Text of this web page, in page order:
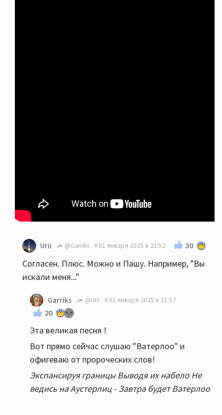
Urii @Garriks 01 января 2025 в 21:52 30
Согласен. Плюс. Можно и Пашу. Например, "Вы
искали меня..."
Garriks @Urii 01 января 2025 в 21:57
20
Эта великая песня !
Вот прямо сейчас слушаю "Ватерлоо" и
офигеваю от пророческих слов!
Экспансируя границы Выводя их набело Не
ведись на Аустерлиц - Завтра будет Ватерлоо